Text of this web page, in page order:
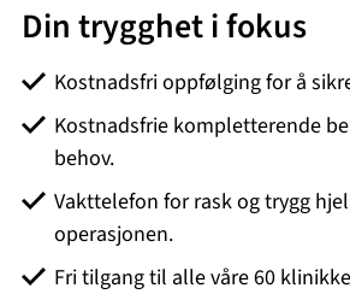
Din trygghet i fokus
Kostnadsfri oppfølging for å
Kostnadsfrie kompletterende
behov.
Vakttelefon for rask og trygg
operasjonen.
Fri tilgang til alle våre 60